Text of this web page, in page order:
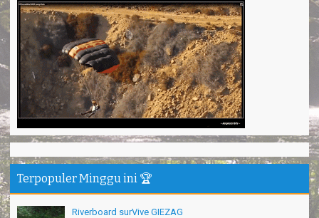
Pantai Batuhiu mantap...
Shella - Semarang
Haturnuhun Kang Ali Gn.Salamet seru lho
Nadia - Bandung
Puas deh adventure disini,thanks lo!
Anita - Bandung
Mind managementnya mantap!
Gn.Semeru mantap, Thanks gan!
Matius Sinaga - Lampung
Gn.Ciremai seru banget
Terpopuler Minggu ini 🏆
Riverboard surVive GIEZAG